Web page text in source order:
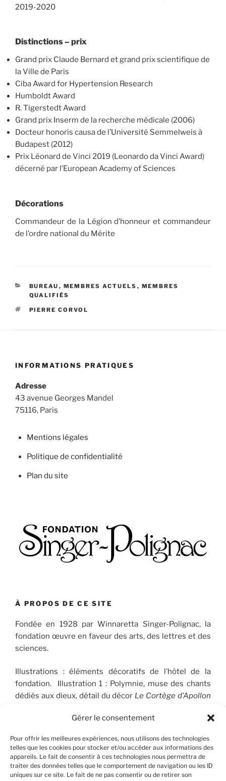
Gérer le consentement
Pour offrir les meilleures expériences, nous utilisons des technologies
telles que les cookies pour stocker et/ou accéder aux informations des
appareils. Le fait de consentir à ces technologies nous permettra de
traiter des données telles que le comportement de navigation ou les ID
uniques sur ce site. Le fait de ne pas consentir ou de retirer son
2019-2020
Distinctions – prix
Grand prix Claude Bernard et grand prix scientifique de
la Ville de Paris
Ciba Award for Hypertension Research
Humboldt Award
R. Tigerstedt Award
Grand prix Inserm de la recherche médicale (2006)
Docteur honoris causa de l’Université Semmelweis à
Budapest (2012)
Prix Léonard de Vinci 2019 (Leonardo da Vinci Award)
décerné par l’European Academy of Sciences
Décorations
Commandeur de la Légion d’honneur et commandeur
de l’ordre national du Mérite
CATÉGORIES
BUREAU , MEMBRES ACTUELS , MEMBRES
QUALIFIÉS
ÉTIQUETTES
PIERRE CORVOL
INFORMATIONS PRATIQUES
Adresse
43 avenue Georges Mandel
75116, Paris
Mentions légales
Politique de confidentialité
Plan du site
À PROPOS DE CE SITE
Fondée en 1928 par Winnaretta Singer-Polignac, la
fondation œuvre en faveur des arts, des lettres et des
sciences.
Illustrations : éléments décoratifs de l’hôtel de la
fondation. Illustration 1 : Polymnie, muse des chants
dédiés aux dieux, détail du décor Le Cortège d’Apollon
orne le plafond du Salon de musique. © FSP/OLG
RECHERCHER